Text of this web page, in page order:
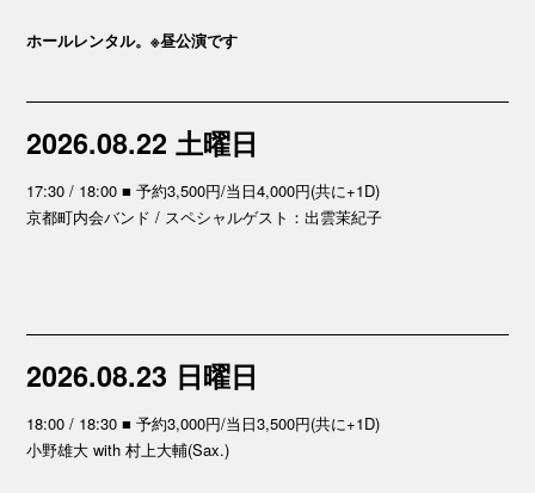
ホールレンタル。※昼公演です
2026.08.22 土曜日
17:30 / 18:00 ■ 予約3,500円/当日4,000円(共に+1D)
京都町内会バンド / スペシャルゲスト：出雲茉紀子
2026.08.23 日曜日
18:00 / 18:30 ■ 予約3,000円/当日3,500円(共に+1D)
小野雄大 with 村上大輔(Sax.)